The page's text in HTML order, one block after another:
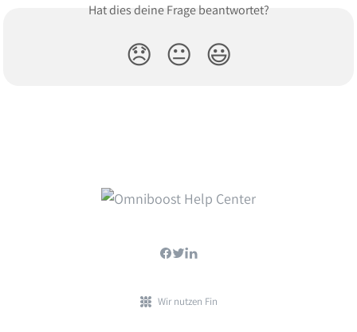
Hat dies deine Frage beantwortet?
😞 😐 😃
Wir nutzen Fin